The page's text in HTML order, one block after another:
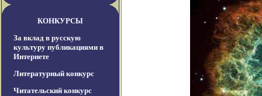
КОНКУРСЫ
За вклад в русскую
культуру публикациями в
Интернете
Литературный конкурс
Читательский конкурс